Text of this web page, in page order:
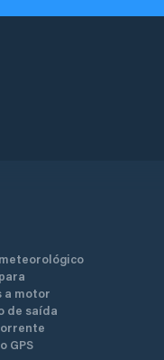
a motor
de saída
GPS